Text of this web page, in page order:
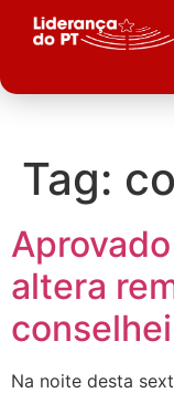
Tag:
altera
Na noite desta